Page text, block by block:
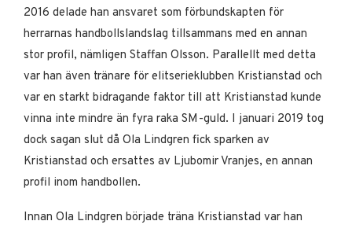
2016 delade han ansvaret som förbundskapten för
herrarnas handbollslandslag tillsammans med en annan
stor profil, nämligen Staffan Olsson. Parallellt med detta
var han även tränare för elitserieklubben Kristianstad och
var en starkt bidragande faktor till att Kristianstad kunde
vinna inte mindre än fyra raka SM-guld. I januari 2019 tog
dock sagan slut då Ola Lindgren fick sparken av
Kristianstad och ersattes av Ljubomir Vranjes, en annan
profil inom handbollen.
Innan Ola Lindgren började träna Kristianstad var han